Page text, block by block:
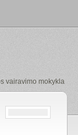
vairavimo mokykla